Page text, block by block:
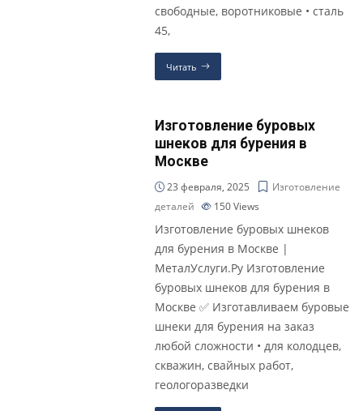
свободные, воротниковые • сталь
45,
Читать
Изготовление буровых
шнеков для бурения в
Москве
23 февраля, 2025
Изготовление
деталей
150Views
Изготовление буровых шнеков
для бурения в Москве |
МеталУслуги.Ру Изготовление
буровых шнеков для бурения в
Москве ✅ Изготавливаем буровые
шнеки для бурения на заказ
любой сложности • для колодцев,
скважин, свайных работ,
геологоразведки